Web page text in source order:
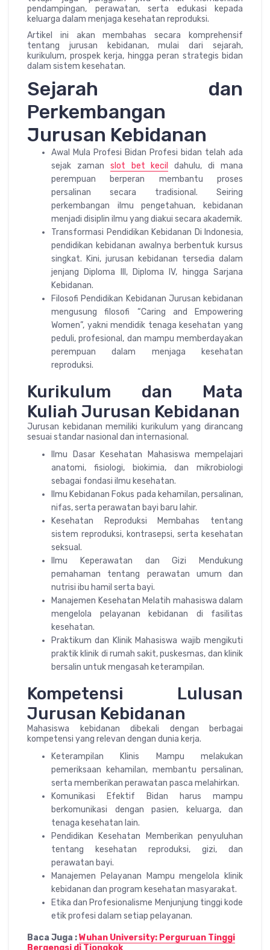
pendampingan, perawatan, serta edukasi kepada
keluarga dalam menjaga kesehatan reproduksi.
Artikel ini akan membahas secara komprehensif
tentang jurusan kebidanan, mulai dari sejarah,
kurikulum, prospek kerja, hingga peran strategis bidan
dalam sistem kesehatan.
Sejarah dan
Perkembangan
Jurusan Kebidanan
Awal Mula Profesi Bidan Profesi bidan telah ada
sejak zaman slot bet kecil
dahulu, di mana
perempuan berperan membantu proses
persalinan secara tradisional. Seiring
perkembangan ilmu pengetahuan, kebidanan
menjadi disiplin ilmu yang diakui secara akademik.
Transformasi Pendidikan Kebidanan Di Indonesia,
pendidikan kebidanan awalnya berbentuk kursus
singkat. Kini, jurusan kebidanan tersedia dalam
jenjang Diploma III, Diploma IV, hingga Sarjana
Kebidanan.
Filosofi Pendidikan Kebidanan Jurusan kebidanan
mengusung filosofi “Caring and Empowering
Women”, yakni mendidik tenaga kesehatan yang
peduli, profesional, dan mampu memberdayakan
perempuan dalam menjaga kesehatan
reproduksi.
Kurikulum dan Mata
Kuliah Jurusan Kebidanan
Jurusan kebidanan memiliki kurikulum yang dirancang
sesuai standar nasional dan internasional.
Ilmu Dasar Kesehatan Mahasiswa mempelajari
anatomi, fisiologi, biokimia, dan mikrobiologi
sebagai fondasi ilmu kesehatan.
Ilmu Kebidanan Fokus pada kehamilan, persalinan,
nifas, serta perawatan bayi baru lahir.
Kesehatan Reproduksi Membahas tentang
sistem reproduksi, kontrasepsi, serta kesehatan
seksual.
Ilmu Keperawatan dan Gizi Mendukung
pemahaman tentang perawatan umum dan
nutrisi ibu hamil serta bayi.
Manajemen Kesehatan Melatih mahasiswa dalam
mengelola pelayanan kebidanan di fasilitas
kesehatan.
Praktikum dan Klinik Mahasiswa wajib mengikuti
praktik klinik di rumah sakit, puskesmas, dan klinik
bersalin untuk mengasah keterampilan.
Kompetensi Lulusan
Jurusan Kebidanan
Mahasiswa kebidanan dibekali dengan berbagai
kompetensi yang relevan dengan dunia kerja.
Keterampilan Klinis Mampu melakukan
pemeriksaan kehamilan, membantu persalinan,
serta memberikan perawatan pasca melahirkan.
Komunikasi Efektif Bidan harus mampu
berkomunikasi dengan pasien, keluarga, dan
tenaga kesehatan lain.
Pendidikan Kesehatan Memberikan penyuluhan
tentang kesehatan reproduksi, gizi, dan
perawatan bayi.
Manajemen Pelayanan Mampu mengelola klinik
kebidanan dan program kesehatan masyarakat.
Etika dan Profesionalisme Menjunjung tinggi kode
etik profesi dalam setiap pelayanan.
Baca Juga :Wuhan University: Perguruan Tinggi